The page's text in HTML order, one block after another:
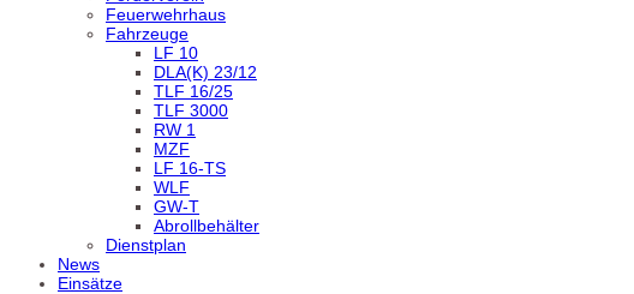
Feuerwehrhaus
Fahrzeuge
LF 10
DLA(K) 23/12
TLF 16/25
TLF 3000
RW 1
MZF
LF 16-TS
WLF
GW-T
Abrollbehälter
Dienstplan
News
Einsätze